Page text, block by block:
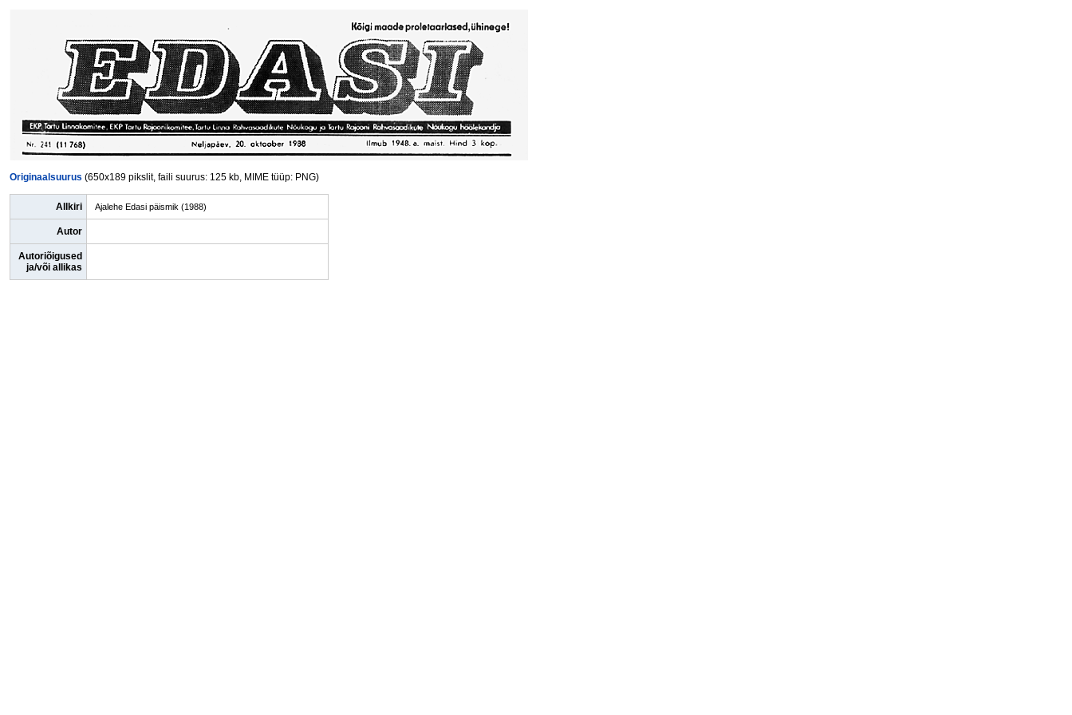
Originaalsuurus (650x189 pikslit, faili suurus: 125 kb, MIME tüüp: PNG)
Allkiri Ajalehe Edasi päismik (1988)
Autor
Autoriõigused
ja/või allikas